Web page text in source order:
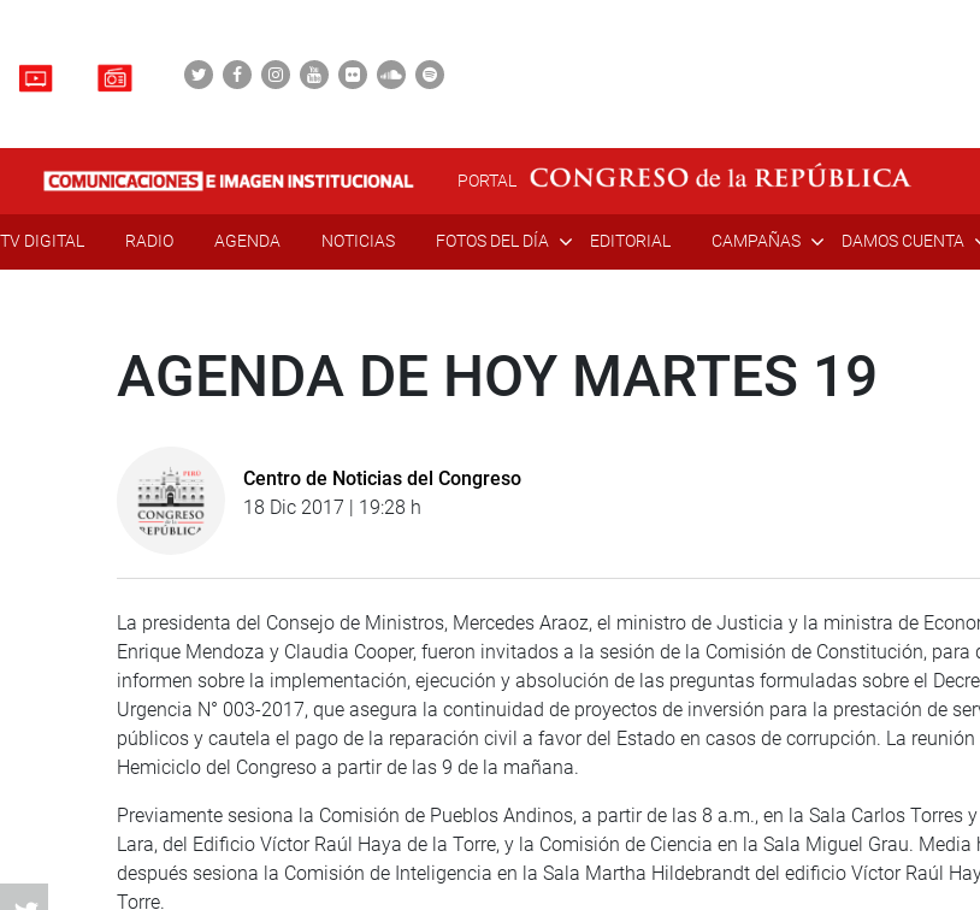
PORTAL
TV DIGITAL RADIO AGENDA NOTICIAS FOTOS DEL DÍA EDITORIAL CAMPAÑAS DAMOS CUENTA
AGENDA DE HOY MARTES 19
Centro de Noticias del Congreso
18 Dic 2017 | 19:28 h
La presidenta del Consejo de Ministros, Mercedes Araoz, el ministro de Justicia y la ministra de
Enrique Mendoza y Claudia Cooper, fueron invitados a la sesión de la Comisión de Constitución, para
informen sobre la implementación, ejecución y absolución de las preguntas formuladas sobre el
Urgencia N° 003-2017, que asegura la continuidad de proyectos de inversión para la prestación de
públicos y cautela el pago de la reparación civil a favor del Estado en casos de corrupción. La reunión
Hemiciclo del Congreso a partir de las 9 de la mañana.
Previamente sesiona la Comisión de Pueblos Andinos, a partir de las 8 a.m., en la Sala Carlos Torres
Lara, del Edificio Víctor Raúl Haya de la Torre, y la Comisión de Ciencia en la Sala Miguel Grau. Media
después sesiona la Comisión de Inteligencia en la Sala Martha Hildebrandt del edificio Víctor Raúl
Torre.